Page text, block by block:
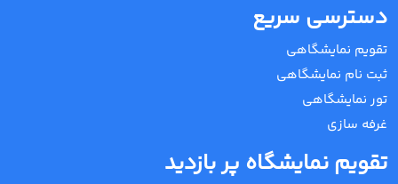
دسترسی سریع
تقویم نمایشگاهی
ثبت نام نمایشگاهی
تور نمایشگاهی
غرفه سازی
تقویم نمایشگاه پر بازدید